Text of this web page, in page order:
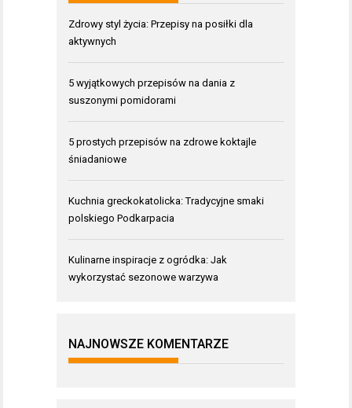
Zdrowy styl życia: Przepisy na posiłki dla
aktywnych
5 wyjątkowych przepisów na dania z
suszonymi pomidorami
5 prostych przepisów na zdrowe koktajle
śniadaniowe
Kuchnia greckokatolicka: Tradycyjne smaki
polskiego Podkarpacia
Kulinarne inspiracje z ogródka: Jak
wykorzystać sezonowe warzywa
NAJNOWSZE KOMENTARZE